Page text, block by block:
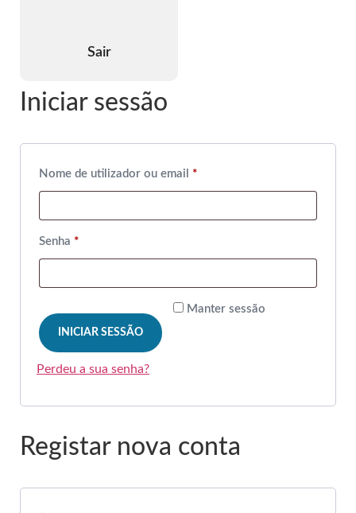
Sair
Iniciar sessão
Nome de utilizador ou email *
Senha *
Manter sessão
INICIAR SESSÃO
Perdeu a sua senha?
Registar nova conta